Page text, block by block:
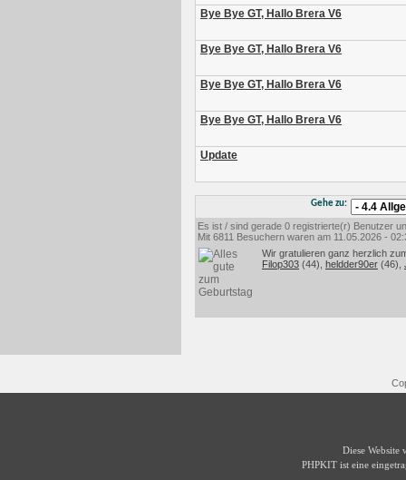
Bye Bye GT, Hallo Brera V6
Bye Bye GT, Hallo Brera V6
Bye Bye GT, Hallo Brera V6
Bye Bye GT, Hallo Brera V6
Update
Gehe zu:
Es ist / sind gerade 0 registrierte(r) Benutzer
Mit 6811 Besuchern waren am 11.05.2026 -
Wir gratulieren ganz herzlich
Filop303 (44), heldder90er (46),
Diese Website
PHPKIT ist eine